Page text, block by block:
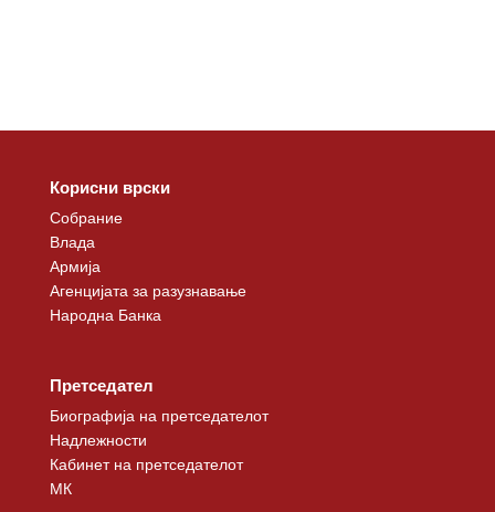
Корисни врски
Собрание
Влада
Армија
Агенцијата за разузнавање
Народна Банка
Претседател
Биографија на претседателот
Надлежности
Кабинет на претседателот
МК